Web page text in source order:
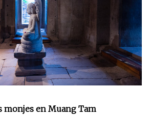
monjes en Muang Tam